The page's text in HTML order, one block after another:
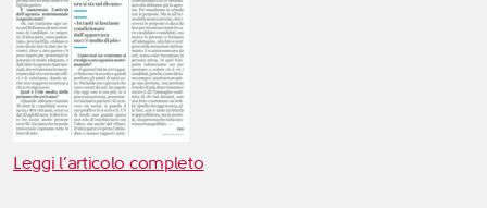
Leggi l’articolo completo